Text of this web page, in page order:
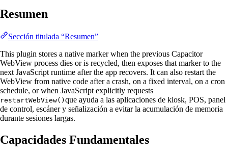
Resumen
Sección titulada “Resumen”
This plugin stores a native marker when the previous Capacitor
WebView process dies or is recycled, then exposes that marker to the
next JavaScript runtime after the app recovers. It can also restart the
WebView from native code after a crash, on a fixed interval, on a cron
schedule, or when JavaScript explicitly requests
restartWebView() que ayuda a las aplicaciones de kiosk, POS, panel
de control, escáner y señalización a evitar la acumulación de memoria
durante sesiones largas.
Capacidades Fundamentales